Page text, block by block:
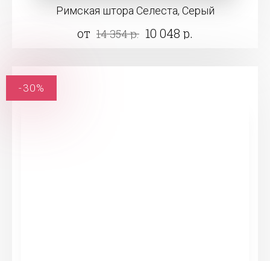
Римская штора Селеста, Серый
от 14 354 р. 10 048 р.
-30%